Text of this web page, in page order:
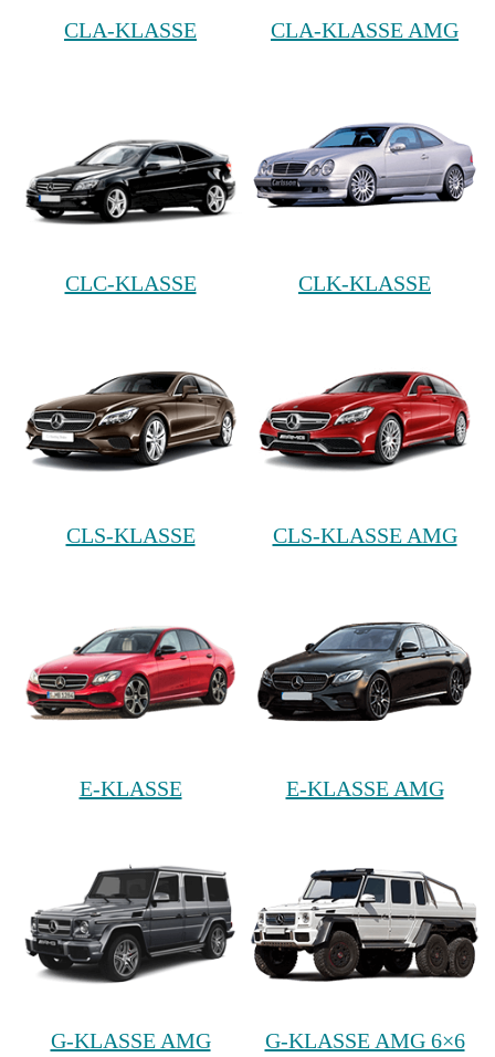
CLA-KLASSE CLA-KLASSE AMG
CLC-KLASSE CLK-KLASSE
CLS-KLASSE CLS-KLASSE AMG
E-KLASSE E-KLASSE AMG
G-KLASSE AMG G-KLASSE AMG 6×6